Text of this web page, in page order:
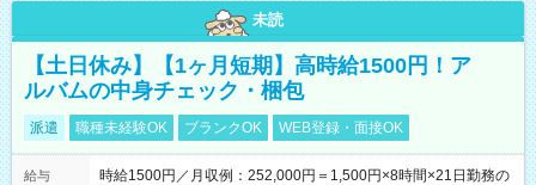
未読
【土日休み】【1ヶ月短期】高時給1500円！ア
ルバムの中身チェック・梱包
派遣 職種未経験OK ブランクOK WEB登録・面接OK
給与
時給1500円／月収例：252,000円＝1,500円×8時間×21日勤務の